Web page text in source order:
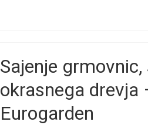
Sajenje
okrasnega drevja
Eurogarden